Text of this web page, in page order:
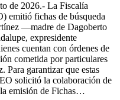
de 2026.- La Fiscalía
emitió fichas de búsqueda
—madre de Dagoberto
expresidente
cuentan con órdenes de
cometida por particulares
Para garantizar que estas
solicitó la colaboración de
emisión de Fichas…